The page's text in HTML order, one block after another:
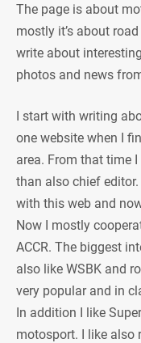
The page is about
mostly it’s about
write about
photos and news
I start with writing
one website when I
area. From that time
than also chief
with this web and
Now I mostly
ACCR. The biggest
also like WSBK and
very popular and in
In addition I like
motosport. I like also